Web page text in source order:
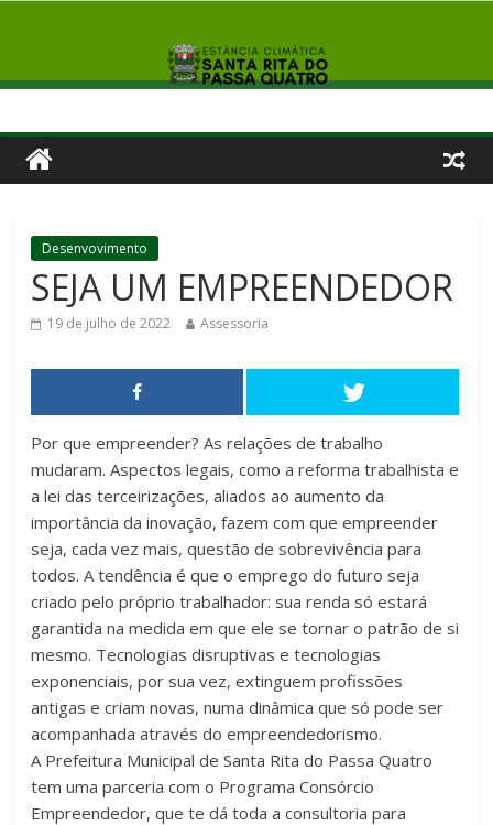
Desenvovimento
SEJA UM EMPREENDEDOR
19 de julho de 2022 Assessoria
Por que empreender? As relações de trabalho
mudaram. Aspectos legais, como a reforma trabalhista e
a lei das terceirizações, aliados ao aumento da
importância da inovação, fazem com que empreender
seja, cada vez mais, questão de sobrevivência para
todos. A tendência é que o emprego do futuro seja
criado pelo próprio trabalhador: sua renda só estará
garantida na medida em que ele se tornar o patrão de si
mesmo. Tecnologias disruptivas e tecnologias
exponenciais, por sua vez, extinguem profissões
antigas e criam novas, numa dinâmica que só pode ser
acompanhada através do empreendedorismo.
A Prefeitura Municipal de Santa Rita do Passa Quatro
tem uma parceria com o Programa Consórcio
Empreendedor, que te dá toda a consultoria para